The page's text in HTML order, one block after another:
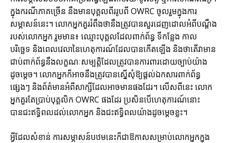
ក្នុងករណីភាគច្រើន នឹងមានបុគ្គលពីររូបពី OWRC ចូលរួមក្នុងការ
សម្ភាសន៍នេះ។ លោកអ្នកគួររំពឹងថានឹងត្រូវបានសួរដេញដោលអំពីបណ្ដឹង
របស់លោកអ្នក រួមមាន៖ ឈ្មោះបុគ្គលដែលពាក់ព័ន្ធ ទីកន្លែង កាល
បរិច្ឆេទ និងពេលវេលានៃហេតុការណ៍ដែលបានកើតឡើង និងថាតើវាមាន
ជាប់ពាក់ព័ន្ធនឹងលក្ខណៈសម្បត្តិដែលត្រូវបានការពារដោយច្បាប់យ៉ាង
ដូចម្តេច។ លោកអ្នកក៏អាចនឹងត្រូវបានស្នើសុំឱ្យផ្តល់ឯកសារពាក់ព័ន្ធ
ផ្សេងៗ និងព័ត៌មានអំពីសាក្សីដែលអាចមានផងដែរ។ លើសពីនេះ លោក
អ្នកគួរតែប្រាប់បុគ្គលិក OWRC ផងដែរ ប្រសិនបើហេតុការណ៍នោះ
បានជះឥទ្ធិពលដល់លោកអ្នក និងជះឥទ្ធិពលយ៉ាងដូចម្ដេចខ្លះ។
អ្វីដែលសំខាន់ ការសម្ភាសន៍បឋមនេះក៏ជាឱកាសសម្រាប់លោកអ្នកក្នុង